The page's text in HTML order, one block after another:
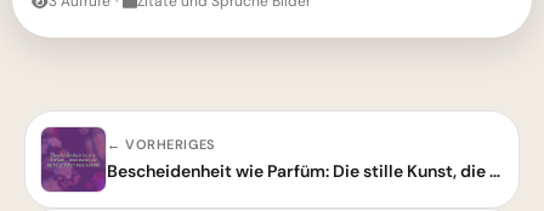
← VORHERIGES
Bescheidenheit wie Parfüm: Die stille Kunst, die begeistert, je näher man kommt